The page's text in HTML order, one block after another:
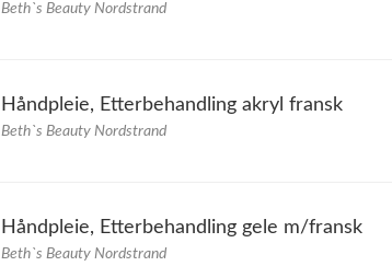
Beth`s Beauty Nordstrand
Håndpleie, Etterbehandling akryl fransk
Beth`s Beauty Nordstrand
Håndpleie, Etterbehandling gele m/fransk
Beth`s Beauty Nordstrand